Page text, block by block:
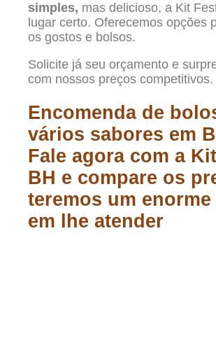
simples, mas delicioso, a Kit
lugar certo. Oferecemos opções
os gostos e bolsos.
Solicite já seu orçamento e
com nossos preços competitivos.
Encomenda de
vários sabores em
Fale agora com a
BH e compare os
teremos um enorme
em lhe atender